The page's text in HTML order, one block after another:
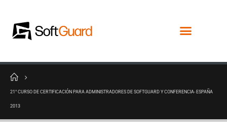
21° CURSO DE CERTIFICACIÓN PARA ADMINISTRADORES DE SOFTGUARD Y CONFERENCIA- ESPAÑA
2013